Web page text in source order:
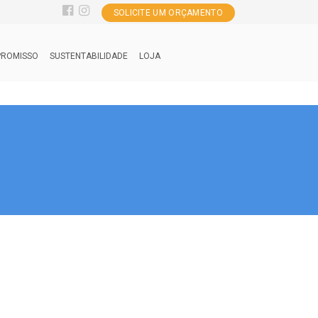
SOLICITE UM ORÇAMENTO
SUSTENTABILIDADE LOJA